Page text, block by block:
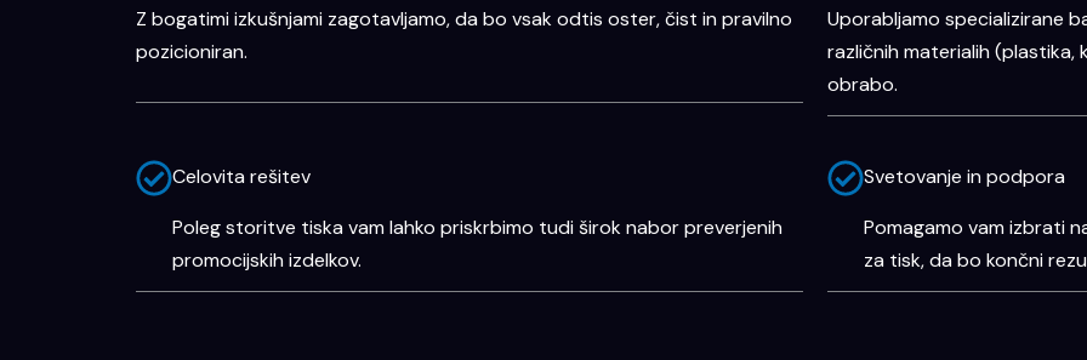
Z bogatimi izkušnjami zagotavljamo, da bo vsak odtis oster, čist in pravilno
pozicioniran.
Uporabljamo specializirane
različnih materialih (plastika,
obrabo.
Celovita rešitev
Poleg storitve tiska vam lahko priskrbimo tudi širok nabor preverjenih
promocijskih izdelkov.
Svetovanje in podpora
Pomagamo vam izbrati
za tisk, da bo končni